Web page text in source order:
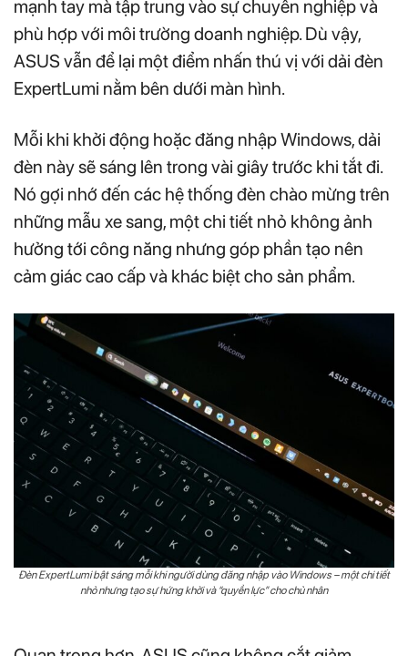
mạnh tay mà tập trung vào sự chuyên nghiệp và
phù hợp với môi trường doanh nghiệp. Dù vậy,
ASUS vẫn để lại một điểm nhấn thú vị với dải đèn
ExpertLumi nằm bên dưới màn hình.
Mỗi khi khởi động hoặc đăng nhập Windows, dải
đèn này sẽ sáng lên trong vài giây trước khi tắt đi.
Nó gợi nhớ đến các hệ thống đèn chào mừng trên
những mẫu xe sang, một chi tiết nhỏ không ảnh
hưởng tới công năng nhưng góp phần tạo nên
cảm giác cao cấp và khác biệt cho sản phẩm.
Đèn ExpertLumi bật sáng mỗi khi người dùng đăng nhập vào Windows – một chi tiết
nhỏ nhưng tạo sự hứng khởi và “quyền lực” cho chủ nhân